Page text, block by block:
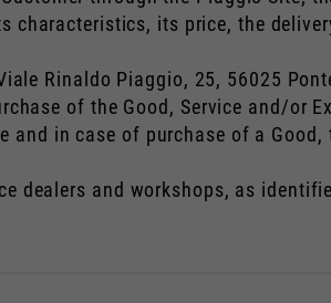
its price, the
Rinaldo Piaggio, 25, 56025
of the Good, Service and/or
and in case of purchase of a
and workshops, as